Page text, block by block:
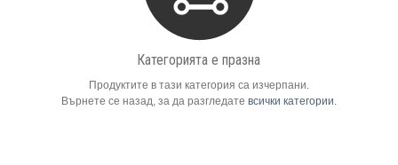
Категорията е празна
Продуктите в тази категория са изчерпани.
Върнете се назад, за да разгледате всички категории.